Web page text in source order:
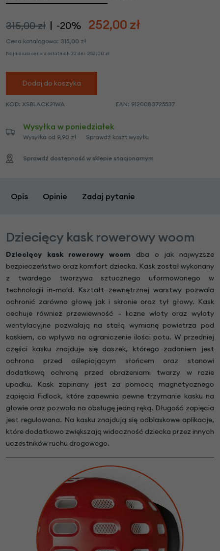
315,00 zł -20% 252,00 zł
Cena katalogowa: 315,00 zł
Najniższa cena z ostatnich 30 dni: 252,00 zł
Dodaj do koszyka
KOD: XSBLACK21WA EAN: 9120083725537
Wysyłka w poniedziałek
Wysyłka od 9,90 zł Sprawdź koszt wysyłki
Sprawdź dostępność w sklepie stacjonarnym
Opis Opinie Zadaj pytanie
Dziecięcy kask rowerowy woom
Dziecięcy kask rowerowy woom dba o jak najwyższe
bezpieczeństwo oraz komfort dziecka. Kask został wykonany
z twardego tworzywa sztucznego uformowanego w
technologii in-mold. Kształt zewnętrznej warstwy pozwala
ochronić zarówno głowę jak i skronie oraz tył głowy. Kask
cechuje również przewiewność – liczne wloty oraz wyloty
wentylacyjne pozwalają na stałą wymianę powietrza pod
kaskiem, co wpływa na ograniczenie ilości potu. W przedniej
części kasku znajduje się daszek, którego zadaniem jest
ochrona przed oślepiającym słońcem oraz stanowi
dodatkową ochronę przed obrażeniami twarzy w razie
upadku. Kask zapinany jest za pomocą magnetycznego
zapięcia Fidlock, które zapewnia pewne trzymanie kasku na
głowie oraz pozwala na obsługę jedną ręką. Długość zapięcia
jest regulowana. Na kasku znajdują się odblaskowe aplikacje,
które dodatkowo zwiększają widoczność dziecka przez innych
uczestników ruchu drogowego.